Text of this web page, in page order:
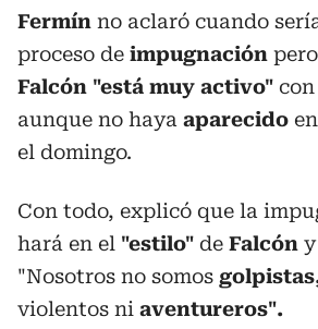
Fermín no aclaró cuando
proceso de impugnación
Falcón "está muy activo"
aunque no haya aparecido en
el domingo.
Con todo, explicó que la
hará en el "estilo" de Falcón
"Nosotros no somos
violentos ni aventureros".